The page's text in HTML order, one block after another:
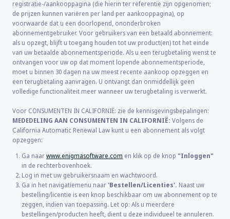
registratie-/aankooppagina (die hierin ter referentie zijn opgenomen;
de prijzen kunnen variëren per land per aankooppagina), op
voorwaarde dat u een doorlopend, ononderbroken
abonnementgebruiker. Voor gebruikers van een betaald abonnement:
als u opzegt, blijft u toegang houden tot uw product(en) tot het einde
van uw betaalde abonnementsperiode. Als u een terugbetaling wenst te
ontvangen voor uw op dat moment lopende abonnementsperiode,
moet u binnen 30 dagen na uw meest recente aankoop opzeggen en
een terugbetaling aanvragen. U ontvangt dan onmiddellijk geen
volledige functionaliteit meer wanneer uw terugbetaling is verwerkt.
Voor CONSUMENTEN IN CALIFORNIË: zie de kennisgevingsbepalingen:
MEDEDELING AAN CONSUMENTEN IN CALIFORNIË: Volgens de
California Automatic Renewal Law kunt u een abonnement als volgt
opzeggen:
Ga naarwww.enigmasoftware.com en klik op de knop "Inloggen"
in de rechterbovenhoek.
Log in met uw gebruikersnaam en wachtwoord.
Ga in het navigatiemenu naar'Bestellen/Licenties'. Naast uw
bestelling/licentie is een knop beschikbaar om uw abonnement op te
zeggen, indien van toepassing. Let op: Als u meerdere
bestellingen/producten heeft, dient u deze individueel te annuleren.